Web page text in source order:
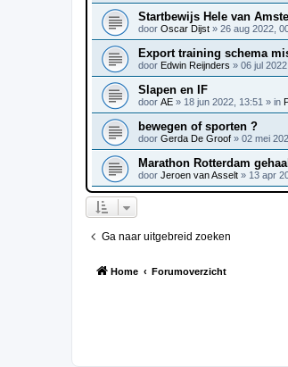
Startbewijs Hele van
door Oscar Dijst » 26 aug 2022,
Export training schema
door Edwin Reijnders » 06 jul
Slapen en IF
door AE » 18 jun 2022, 13:51 » in
bewegen of sporten ?
door Gerda De Groof » 02 mei
Marathon Rotterdam
door Jeroen van Asselt » 13 apr
Ga naar uitgebreid zoeken
Home Forumoverzicht